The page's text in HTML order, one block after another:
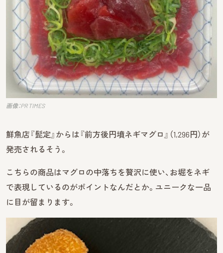
画像：PR TIMES
鮮魚店『髭定』からは『前方後円墳ネギマグロ』（1,296円）が
発売されるそう。
こちらの商品はマグロの中落ちを贅沢に使い、お堀をネギ
で表現しているのがポイントなんだとか。ユニークな一品
に目が留まります。